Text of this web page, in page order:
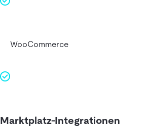
WooCommerce
Marktplatz-Integrationen